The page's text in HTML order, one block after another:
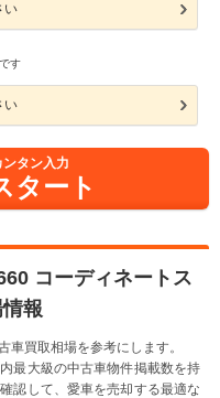
い
す
い
タン入力
タート
コーディネートス
報
車買取相場を参考にします。
最大級の中古車物件掲載数を持
認して、愛車を売却する最適な